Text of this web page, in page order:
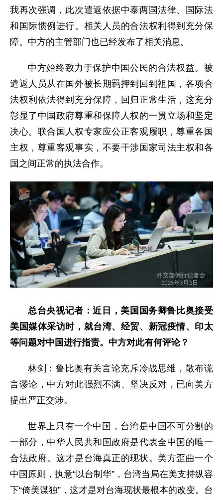
我再次强调，此次遣返依据中泰两国法律、国际法
和国际惯例进行。相关人员的合法权利得到充分保
障。中方的主管部门也已经发布了相关消息。
中方始终致力于保护中国公民的合法权益。被
遣返人员从在国外被长期羁押到回到祖国，各项合
法权利依法得到充分保障，回归正常生活，这充分
彰显了中国政府尊重和保障人权的一贯立场和坚定
决心。联合国人权专家应公正客观履职，尊重各国
主权，尊重客观事实，不要干涉国家司法主权和各
国之间正常的执法合作。
总台央视记者：近日，美国国务卿鲁比奥接受
美国媒体采访时，就台湾、经贸、新冠疫情、印太
等问题对中国进行指责。中方对此有何评论？
林剑：鲁比奥有关言论充斥冷战思维，散布谎
言谬论，中方对此强烈不满、坚决反对，已向美方
提出严正交涉。
世界上只有一个中国，台湾是中国不可分割的
一部分，中华人民共和国政府是代表全中国的唯一
合法政府。这才是台海真正的现状。美方歪曲一个
中国原则，执意“以台制华”，台湾当局在美支持纵容
下“倚美谋独”，这才是对台海现状最根本的改变。台